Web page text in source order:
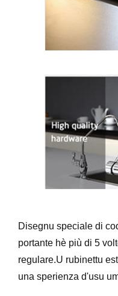
Disegnu speciale di
portante hè più di 5
regulare.U rubinettu
una sperienza d'usu